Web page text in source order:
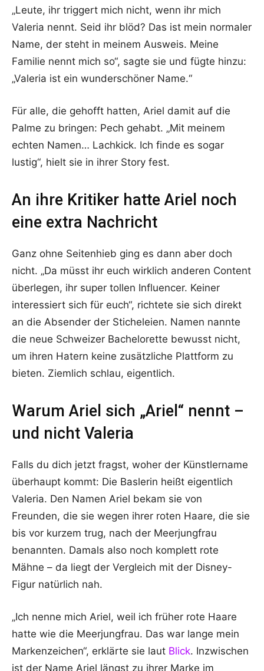
„Leute, ihr triggert mich nicht, wenn ihr mich
Valeria nennt. Seid ihr blöd? Das ist mein normaler
Name, der steht in meinem Ausweis. Meine
Familie nennt mich so“, sagte sie und fügte hinzu:
„Valeria ist ein wunderschöner Name.“
Für alle, die gehofft hatten, Ariel damit auf die
Palme zu bringen: Pech gehabt. „Mit meinem
echten Namen… Lachkick. Ich finde es sogar
lustig“, hielt sie in ihrer Story fest.
An ihre Kritiker hatte Ariel noch
eine extra Nachricht
Ganz ohne Seitenhieb ging es dann aber doch
nicht. „Da müsst ihr euch wirklich anderen Content
überlegen, ihr super tollen Influencer. Keiner
interessiert sich für euch“, richtete sie sich direkt
an die Absender der Sticheleien. Namen nannte
die neue Schweizer Bachelorette bewusst nicht,
um ihren Hatern keine zusätzliche Plattform zu
bieten. Ziemlich schlau, eigentlich.
Warum Ariel sich „Ariel“ nennt –
und nicht Valeria
Falls du dich jetzt fragst, woher der Künstlername
überhaupt kommt: Die Baslerin heißt eigentlich
Valeria. Den Namen Ariel bekam sie von
Freunden, die sie wegen ihrer roten Haare, die sie
bis vor kurzem trug, nach der Meerjungfrau
benannten. Damals also noch komplett rote
Mähne – da liegt der Vergleich mit der Disney-
Figur natürlich nah.
„Ich nenne mich Ariel, weil ich früher rote Haare
hatte wie die Meerjungfrau. Das war lange mein
Markenzeichen“, erklärte sie laut Blick. Inzwischen
ist der Name Ariel längst zu ihrer Marke im